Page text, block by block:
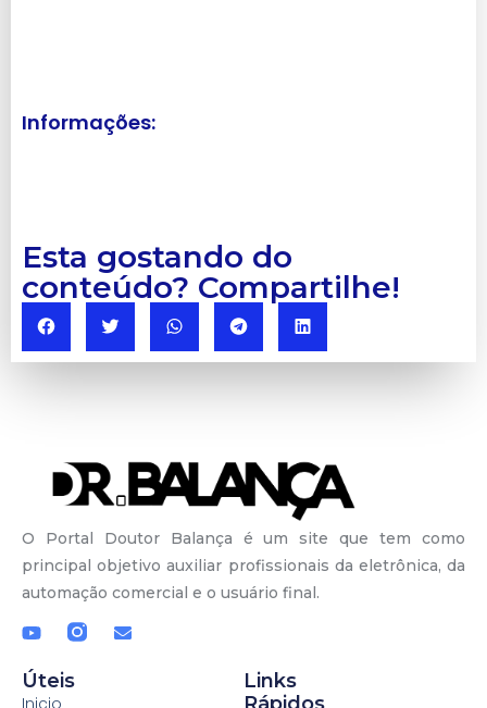
Informações:
Esta gostando do
conteúdo? Compartilhe!
O Portal Doutor Balança é um site que tem como
principal objetivo auxiliar profissionais da eletrônica, da
automação comercial e o usuário final.
Úteis
Links